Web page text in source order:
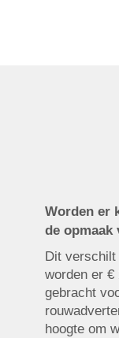
Worden er
de opmaak
Dit verschilt
worden er €
gebracht
hoogte om